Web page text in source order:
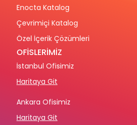
Enocta Katalog
Çevrimiçi Katalog
Özel İçerik Çözümleri
OFİSLERİMİZ
İstanbul Ofisimiz
Haritaya Git
Ankara Ofisimiz
Haritaya Git